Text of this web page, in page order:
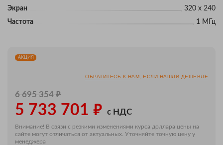
Экран
320 х 240
Частота
1 МГц
АКЦИЯ
ОБРАТИТЕСЬ К НАМ, ЕСЛИ НАШЛИ ДЕШЕВЛЕ
6 695 354₽
5 733 701 ₽ с НДС
Внимание! В связи с резкими изменениями курса доллара цены на
сайте могут отличаться от актуальных. Уточняйте точную цену у
менеджера